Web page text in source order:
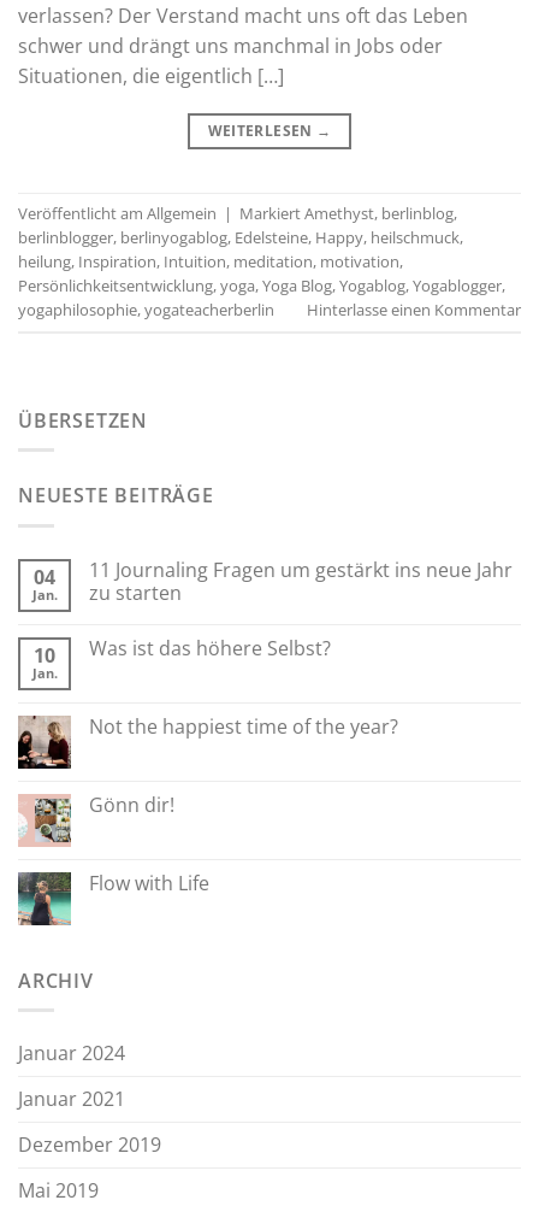
verlassen? Der Verstand macht uns oft das Leben
schwer und drängt uns manchmal in Jobs oder
Situationen, die eigentlich […]
WEITERLESEN →
Veröffentlicht am Allgemein | MarkiertAmethyst, berlinblog,
berlinblogger, berlinyogablog, Edelsteine, Happy, heilschmuck,
heilung, Inspiration, Intuition, meditation, motivation,
Persönlichkeitsentwicklung,yoga,Yoga Blog,Yogablog,Yogablogger,
yogaphilosophie,yogateacherberlin Hinterlasse einen Kommentar
ÜBERSETZEN
NEUESTE BEITRÄGE
04
Jan.
11 Journaling Fragen um gestärkt ins neue Jahr
zu starten
10
Jan.
Was ist das höhere Selbst?
Not the happiest time of the year?
Gönn dir!
Flow with Life
ARCHIV
Januar 2024
Januar 2021
Dezember 2019
Mai 2019